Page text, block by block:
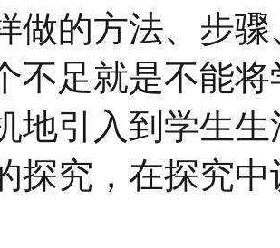
做的方法、步
不足就是不能
地引入到学生
探究，在探究